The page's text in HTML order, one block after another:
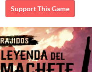
Support This Game